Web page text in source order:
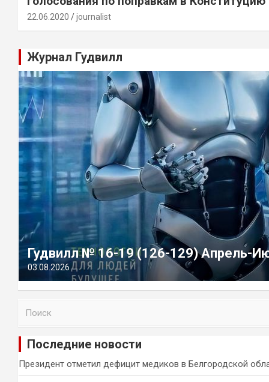
22.06.2020 journalist
Журнал Гудвилл
Гудвилл № 16-19 (126-129) Апрель-
03.08.2026
и
Последние новости
Президент отметил дефицит медиков в Белгородской